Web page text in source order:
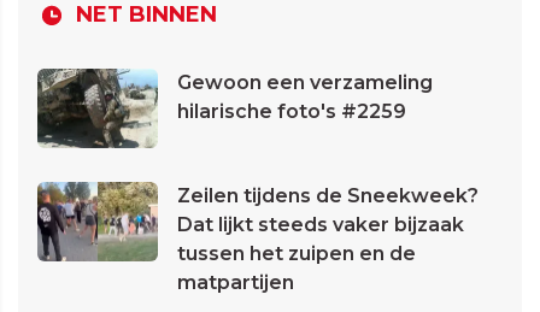
NET BINNEN
Gewoon een verzameling
hilarische foto's #2259
Zeilen tijdens de Sneekweek?
Dat lijkt steeds vaker bijzaak
tussen het zuipen en de
matpartijen